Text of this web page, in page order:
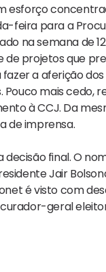
esforço
feira para a
na semana de 12
de projetos que
a aferição dos
Pouco mais cedo,
à CCJ. Da
de imprensa.
final. O
Jair
é visto com
geral